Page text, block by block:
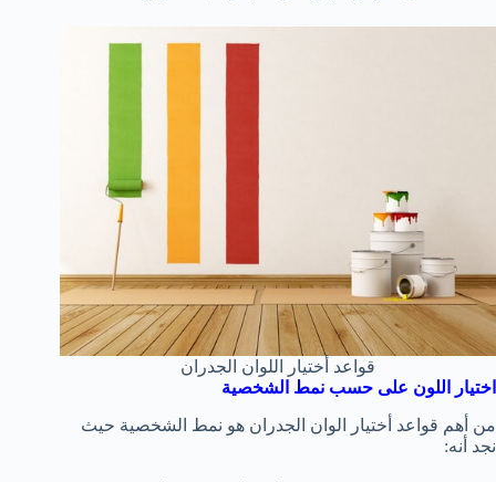
قواعد أختيار اللوان الجدران
اختيار اللون على حسب نمط الشخصية
من أهم قواعد أختيار الوان الجدران هو نمط الشخصية حيث
نجد أنه: